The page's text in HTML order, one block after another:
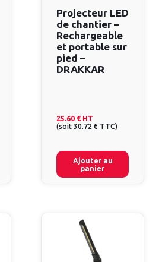
Projecteur LED
de chantier –
Rechargeable
et portable sur
pied –
DRAKKAR
25.60 € HT
(soit 30.72 € TTC)
Ajouter au
panier